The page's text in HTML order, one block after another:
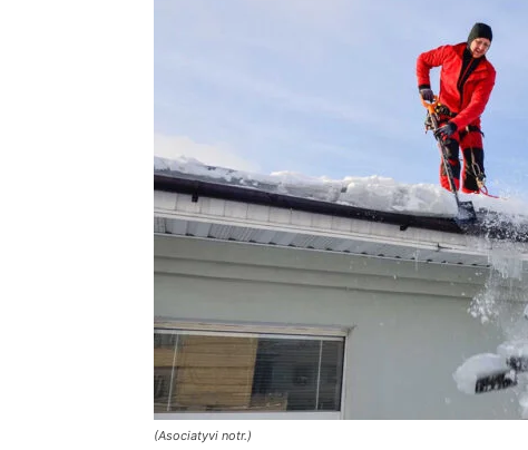
(Asociatyvi notr.)